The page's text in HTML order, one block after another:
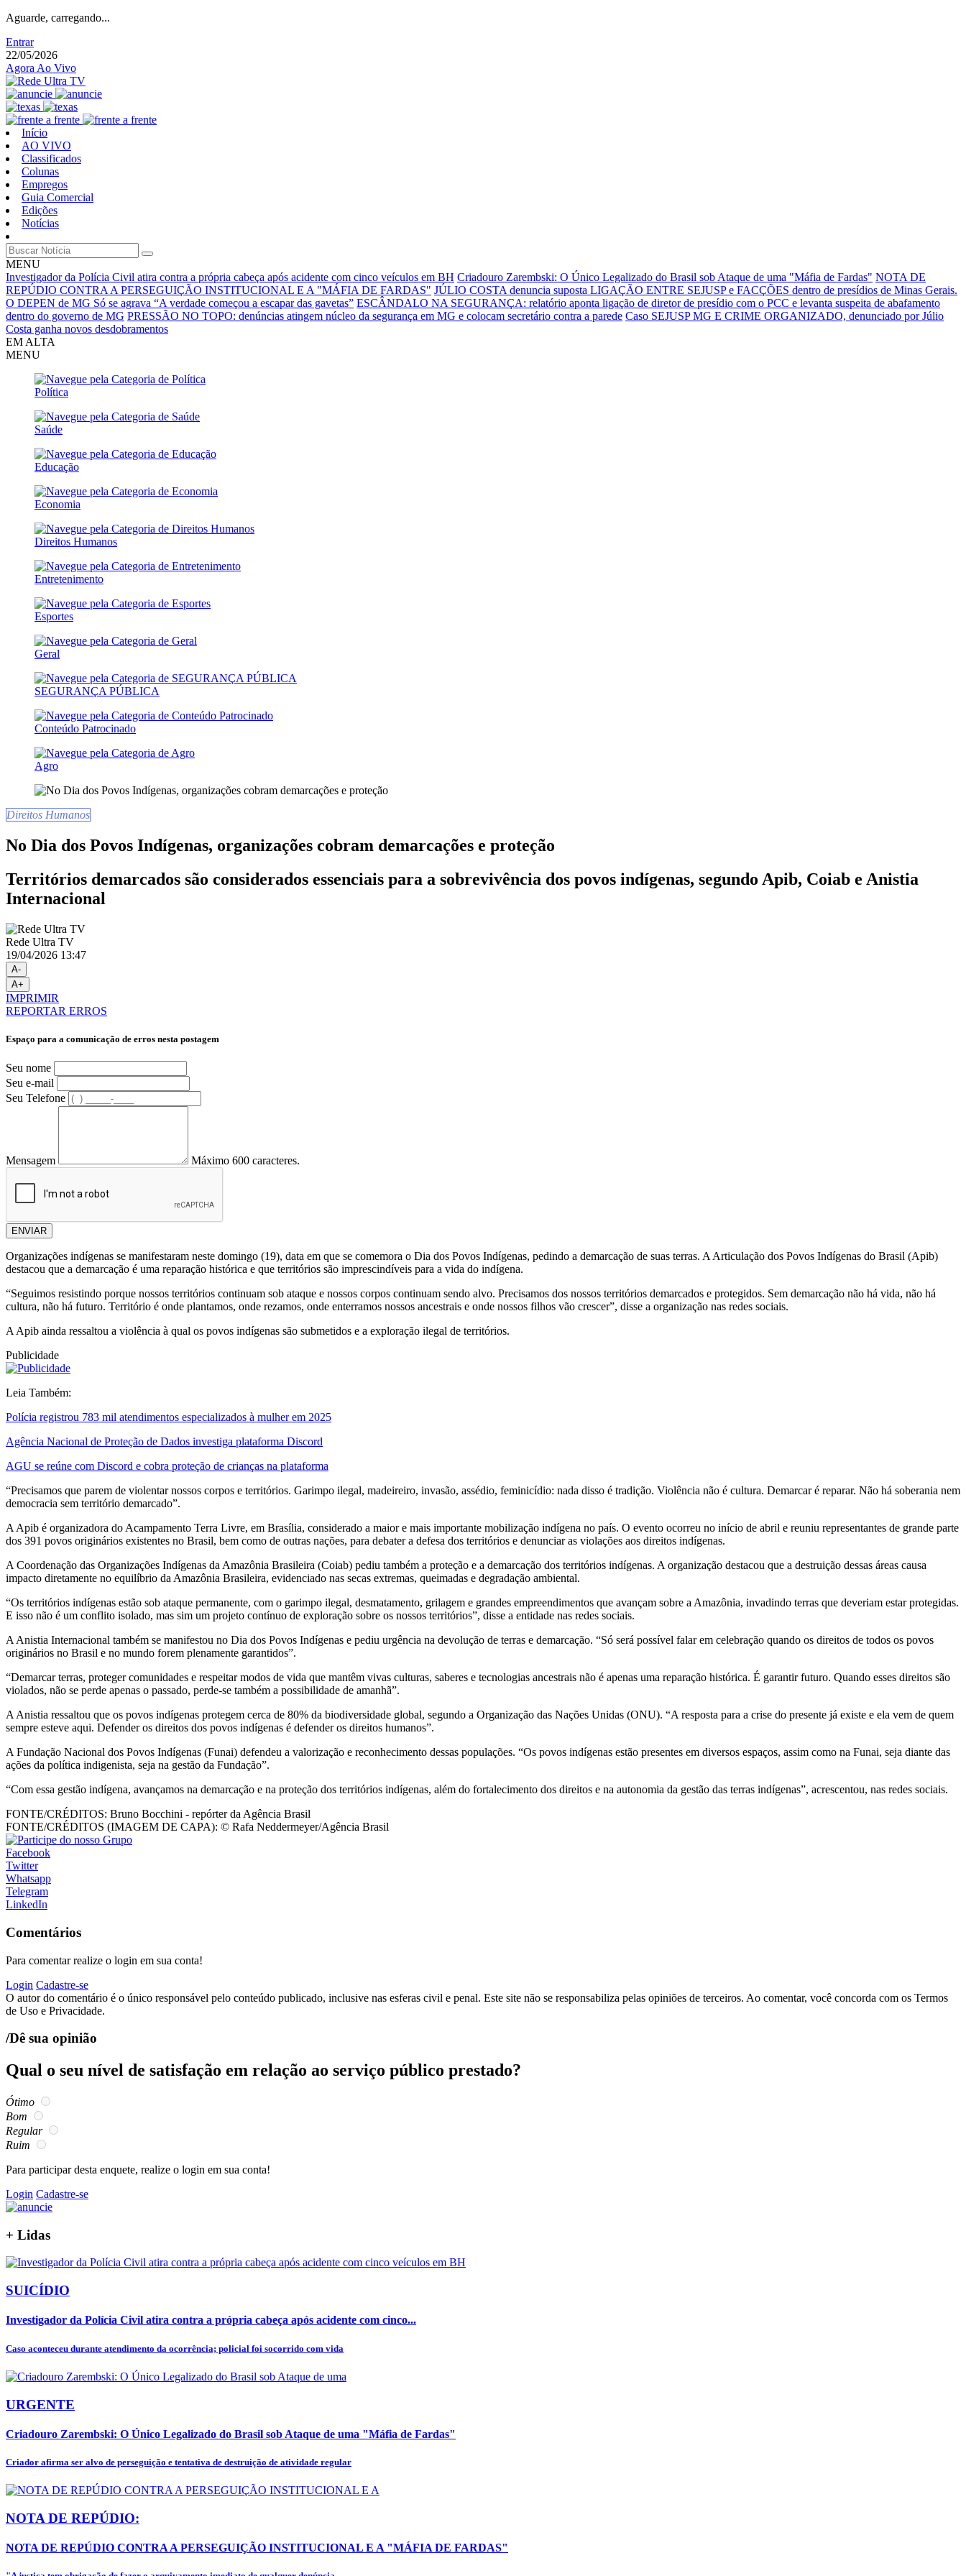
Aguarde, carregando...
Entrar
22/05/2026
Agora Ao Vivo
Início
AO VIVO
Classificados
Colunas
Empregos
Guia Comercial
Edições
Notícias
MENU
Investigador da Polícia Civil atira contra a própria cabeça após acidente com cinco veículos em BH Criadouro Zarembski: O Único Legalizado do Brasil sob Ataque de uma "Máfia de Fardas" NOTA DE
REPÚDIO CONTRA A PERSEGUIÇÃO INSTITUCIONAL E A "MÁFIA DE FARDAS" JÚLIO COSTA denuncia suposta LIGAÇÃO ENTRE SEJUSP e FACÇÕES dentro de presídios de Minas Gerais.
O DEPEN de MG Só se agrava “A verdade começou a escapar das gavetas” ESCÂNDALO NA SEGURANÇA: relatório aponta ligação de diretor de presídio com o PCC e levanta suspeita de abafamento
dentro do governo de MG PRESSÃO NO TOPO: denúncias atingem núcleo da segurança em MG e colocam secretário contra a parede Caso SEJUSP MG E CRIME ORGANIZADO, denunciado por Júlio
Costa ganha novos desdobramentos
EM ALTA
MENU
Política
Saúde
Educação
Economia
Direitos Humanos
Entretenimento
Esportes
Geral
SEGURANÇA PÚBLICA
Conteúdo Patrocinado
Agro
Direitos Humanos
No Dia dos Povos Indígenas, organizações cobram demarcações e proteção
Territórios demarcados são considerados essenciais para a sobrevivência dos povos indígenas, segundo Apib, Coiab e Anistia
Internacional
Rede Ultra TV
19/04/2026 13:47
A-
A+
IMPRIMIR
REPORTAR ERROS
Espaço para a comunicação de erros nesta postagem
Seu nome
Seu e-mail
Seu Telefone
Mensagem Máximo 600 caracteres.
ENVIAR
Organizações indígenas se manifestaram neste domingo (19), data em que se comemora o Dia dos Povos Indígenas, pedindo a demarcação de suas terras. A Articulação dos Povos Indígenas do Brasil (Apib)
destacou que a demarcação é uma reparação histórica e que territórios são imprescindíveis para a vida do indígena.
“Seguimos resistindo porque nossos territórios continuam sob ataque e nossos corpos continuam sendo alvo. Precisamos dos nossos territórios demarcados e protegidos. Sem demarcação não há vida, não há
cultura, não há futuro. Território é onde plantamos, onde rezamos, onde enterramos nossos ancestrais e onde nossos filhos vão crescer”, disse a organização nas redes sociais.
A Apib ainda ressaltou a violência à qual os povos indígenas são submetidos e a exploração ilegal de territórios.
Publicidade
Leia Também:
Polícia registrou 783 mil atendimentos especializados à mulher em 2025
Agência Nacional de Proteção de Dados investiga plataforma Discord
AGU se reúne com Discord e cobra proteção de crianças na plataforma
“Precisamos que parem de violentar nossos corpos e territórios. Garimpo ilegal, madeireiro, invasão, assédio, feminicídio: nada disso é tradição. Violência não é cultura. Demarcar é reparar. Não há soberania nem
democracia sem território demarcado”.
A Apib é organizadora do Acampamento Terra Livre, em Brasília, considerado a maior e mais importante mobilização indígena no país. O evento ocorreu no início de abril e reuniu representantes de grande parte
dos 391 povos originários existentes no Brasil, bem como de outras nações, para debater a defesa dos territórios e denunciar as violações aos direitos indígenas.
A Coordenação das Organizações Indígenas da Amazônia Brasileira (Coiab) pediu também a proteção e a demarcação dos territórios indígenas. A organização destacou que a destruição dessas áreas causa
impacto diretamente no equilíbrio da Amazônia Brasileira, evidenciado nas secas extremas, queimadas e degradação ambiental.
“Os territórios indígenas estão sob ataque permanente, com o garimpo ilegal, desmatamento, grilagem e grandes empreendimentos que avançam sobre a Amazônia, invadindo terras que deveriam estar protegidas.
E isso não é um conflito isolado, mas sim um projeto contínuo de exploração sobre os nossos territórios”, disse a entidade nas redes sociais.
A Anistia Internacional também se manifestou no Dia dos Povos Indígenas e pediu urgência na devolução de terras e demarcação. “Só será possível falar em celebração quando os direitos de todos os povos
originários no Brasil e no mundo forem plenamente garantidos”.
“Demarcar terras, proteger comunidades e respeitar modos de vida que mantêm vivas culturas, saberes e tecnologias ancestrais não é apenas uma reparação histórica. É garantir futuro. Quando esses direitos são
violados, não se perde apenas o passado, perde-se também a possibilidade de amanhã”.
A Anistia ressaltou que os povos indígenas protegem cerca de 80% da biodiversidade global, segundo a Organização das Nações Unidas (ONU). “A resposta para a crise do presente já existe e ela vem de quem
sempre esteve aqui. Defender os direitos dos povos indígenas é defender os direitos humanos”.
A Fundação Nacional dos Povos Indígenas (Funai) defendeu a valorização e reconhecimento dessas populações. “Os povos indígenas estão presentes em diversos espaços, assim como na Funai, seja diante das
ações da política indigenista, seja na gestão da Fundação”.
“Com essa gestão indígena, avançamos na demarcação e na proteção dos territórios indígenas, além do fortalecimento dos direitos e na autonomia da gestão das terras indígenas”, acrescentou, nas redes sociais.
FONTE/CRÉDITOS: Bruno Bocchini - repórter da Agência Brasil
FONTE/CRÉDITOS (IMAGEM DE CAPA): © Rafa Neddermeyer/Agência Brasil
Facebook
Twitter
Whatsapp
Telegram
LinkedIn
Comentários
Para comentar realize o login em sua conta!
Login Cadastre-se
O autor do comentário é o único responsável pelo conteúdo publicado, inclusive nas esferas civil e penal. Este site não se responsabiliza pelas opiniões de terceiros. Ao comentar, você concorda com os Termos
de Uso e Privacidade.
/Dê sua opinião
Qual o seu nível de satisfação em relação ao serviço público prestado?
Ótimo
Bom
Regular
Ruim
Para participar desta enquete, realize o login em sua conta!
Login Cadastre-se
+ Lidas
SUICÍDIO
Investigador da Polícia Civil atira contra a própria cabeça após acidente com cinco...
Caso aconteceu durante atendimento da ocorrência; policial foi socorrido com vida
URGENTE
Criadouro Zarembski: O Único Legalizado do Brasil sob Ataque de uma "Máfia de Fardas"
Criador afirma ser alvo de perseguição e tentativa de destruição de atividade regular
NOTA DE REPÚDIO:
NOTA DE REPÚDIO CONTRA A PERSEGUIÇÃO INSTITUCIONAL E A "MÁFIA DE FARDAS"